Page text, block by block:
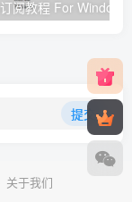
提交
关于我们